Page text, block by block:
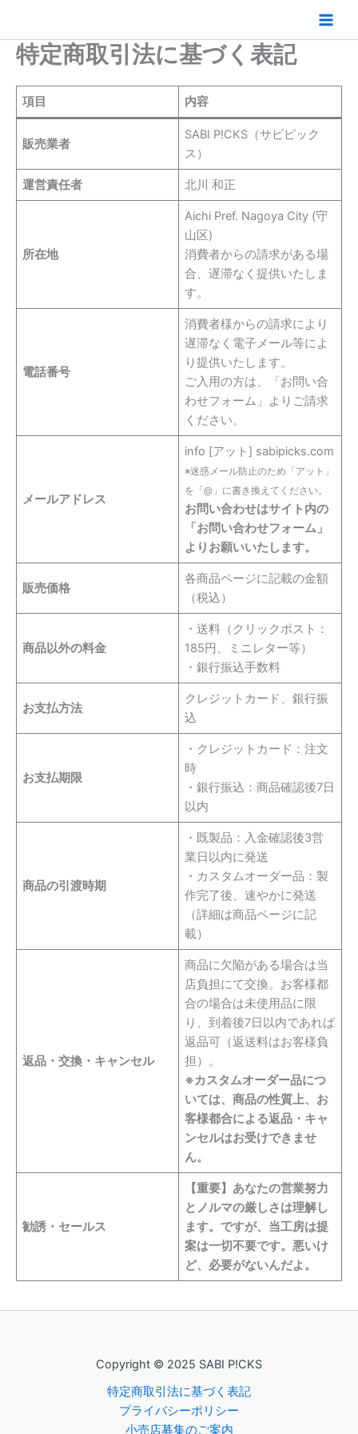
特定商取引法に基づく表記
項目 内容
販売業者
SABI P!CKS（サビピック
ス）
運営責任者 北川 和正
所在地
Aichi Pref. Nagoya City (守
山区)
消費者からの請求がある場
合、遅滞なく提供いたしま
す。
電話番号
消費者様からの請求により
遅滞なく電子メール等によ
り提供いたします。
ご入用の方は、「お問い合
わせフォーム」よりご請求
ください。
メールアドレス
info [アット] sabipicks.com
※迷惑メール防止のため「アット」
を「@」に書き換えてください。
お問い合わせはサイト内の
「お問い合わせフォーム」
よりお願いいたします。
販売価格
各商品ページに記載の金額
（税込）
商品以外の料金
・送料（クリックポスト：
185円、ミニレター等）
・銀行振込手数料
お支払方法
クレジットカード、銀行振
込
お支払期限
・クレジットカード：注文
時
・銀行振込：商品確認後7日
以内
商品の引渡時期
・既製品：入金確認後3営
業日以内に発送
・カスタムオーダー品：製
作完了後、速やかに発送
（詳細は商品ページに記
載）
返品・交換・キャンセル
商品に欠陥がある場合は当
店負担にて交換。お客様都
合の場合は未使用品に限
り、到着後7日以内であれば
返品可（返送料はお客様負
担）。
※カスタムオーダー品につ
いては、商品の性質上、お
客様都合による返品・キャ
ンセルはお受けできませ
ん。
勧誘・セールス
【重要】あなたの営業努力
とノルマの厳しさは理解し
ます。ですが、当工房は提
案は一切不要です。悪いけ
ど、必要がないんだよ。
Copyright © 2025 SABI P!CKS
特定商取引法に基づく表記
プライバシーポリシー
小売店募集のご案内